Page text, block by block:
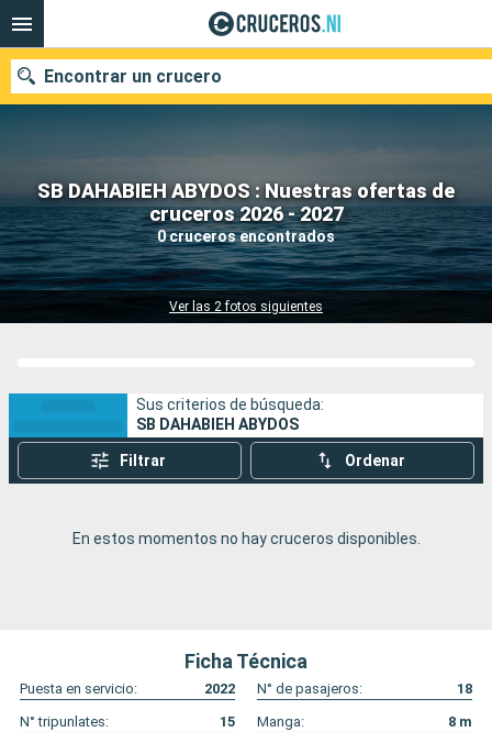
SB DAHABIEH ABYDOS : Nuestras ofertas de
cruceros 2026 - 2027
0 cruceros encontrados
Ver las 2 fotos siguientes
Encontrar un crucero
Nuestros destinos
Fecha de salida
Sus criterios de búsqueda:
SB DAHABIEH ABYDOS
Filtrar Ordenar
En estos momentos no hay cruceros disponibles.
Ficha Técnica
Puesta en servicio: 2022 N° de pasajeros:
18
N° tripunlates:
15 Manga: 8 m